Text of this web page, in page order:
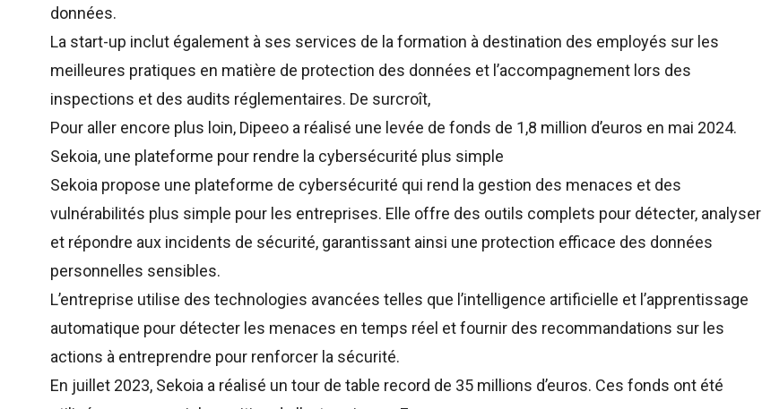
données.
La start-up inclut également à ses services de la formation à destination des employés sur les
meilleures pratiques en matière de protection des données et l’accompagnement lors des
inspections et des audits réglementaires. De surcroît,
Pour aller encore plus loin, Dipeeo a réalisé une levée de fonds de 1,8 million d’euros en mai 2024.
Sekoia, une plateforme pour rendre la cybersécurité plus simple
Sekoia propose une plateforme de cybersécurité qui rend la gestion des menaces et des
vulnérabilités plus simple pour les entreprises. Elle offre des outils complets pour détecter, analyser
et répondre aux incidents de sécurité, garantissant ainsi une protection efficace des données
personnelles sensibles.
L’entreprise utilise des technologies avancées telles que l’intelligence artificielle et l’apprentissage
automatique pour détecter les menaces en temps réel et fournir des recommandations sur les
actions à entreprendre pour renforcer la sécurité.
En juillet 2023, Sekoia a réalisé un tour de table record de 35 millions d’euros. Ces fonds ont été